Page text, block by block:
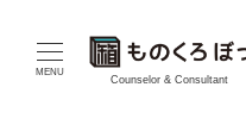
MENU
Counselor & Consultant